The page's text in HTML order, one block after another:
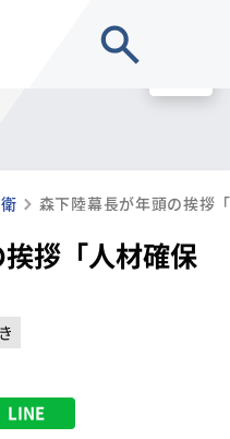
森下陸幕長が年頭の挨拶
拶「人材確保
LINE